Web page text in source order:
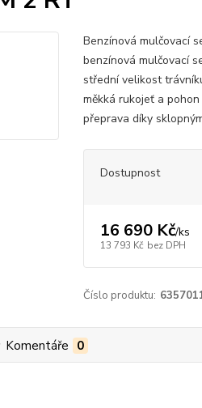
Benzínová mulčovací
benzínová mulčovací
střední velikost
měkká rukojeť a
přeprava díky
Dostupnost
16 690 Kč/ks
13 793 Kč bez DPH
Číslo produktu:
Komentáře 0